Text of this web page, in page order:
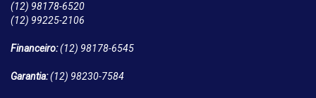
(12) 98178-6520
(12) 99225-2106
Financeiro:(12) 98178-6545
Garantia:(12) 98230-7584